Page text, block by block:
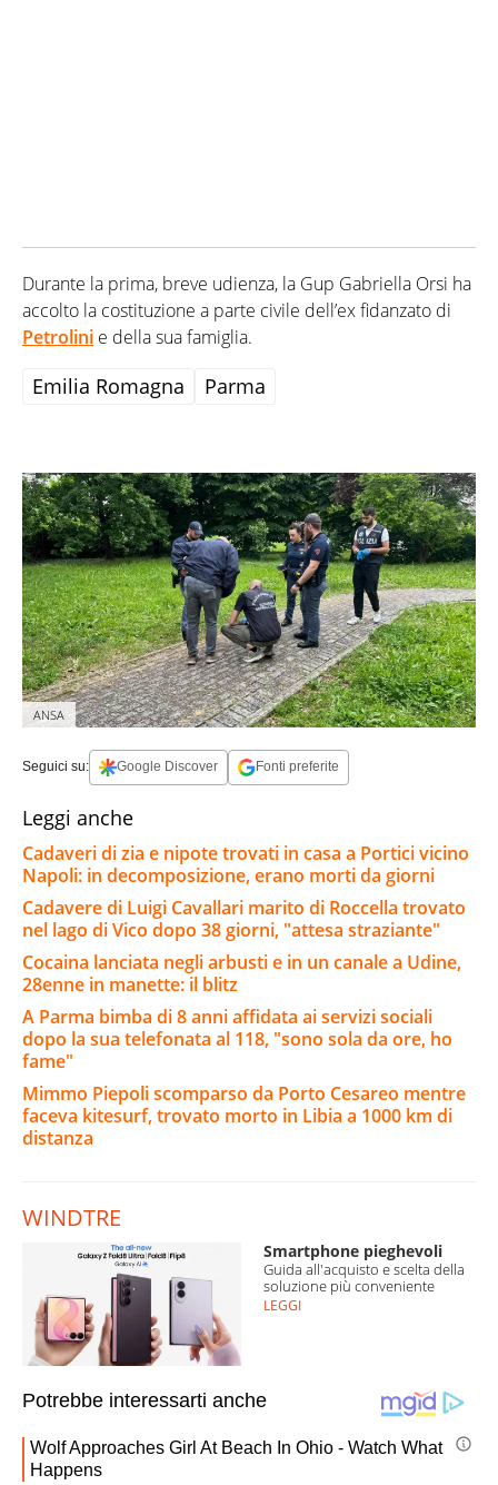
Durante la prima, breve udienza, la Gup Gabriella Orsi ha
accolto la costituzione a parte civile dell’ex fidanzato di
Petrolini e della sua famiglia.
Emilia Romagna Parma
ANSA
Seguici su: Google Discover Fonti preferite
Leggi anche
Cadaveri di zia e nipote trovati in casa a Portici vicino
Napoli: in decomposizione, erano morti da giorni
Cadavere di Luigi Cavallari marito di Roccella trovato
nel lago di Vico dopo 38 giorni, "attesa straziante"
Cocaina lanciata negli arbusti e in un canale a Udine,
28enne in manette: il blitz
A Parma bimba di 8 anni affidata ai servizi sociali
dopo la sua telefonata al 118, "sono sola da ore, ho
fame"
Mimmo Piepoli scomparso da Porto Cesareo mentre
faceva kitesurf, trovato morto in Libia a 1000 km di
distanza
WINDTRE
Smartphone pieghevoli
Guida all'acquisto e scelta della
soluzione più conveniente
LEGGI